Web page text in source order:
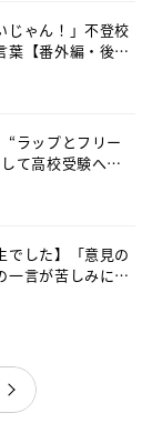
じゃん！」不登校
葉【番外編・後
“ラップとフリー
て高校受験へ
でした】「意見の
一言が苦しみに…